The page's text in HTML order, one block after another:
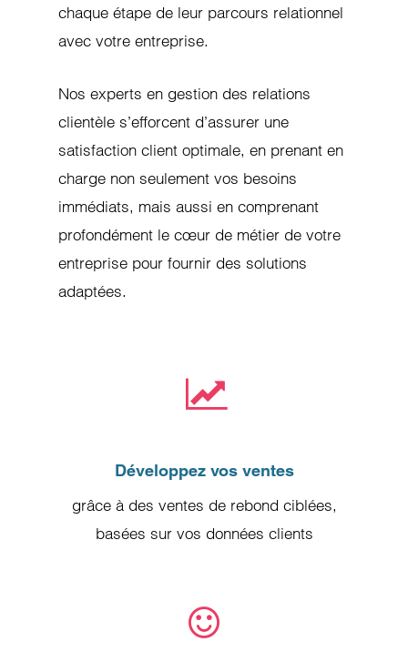
chaque étape de leur parcours relationnel
avec votre entreprise.
Nos experts en gestion des relations
clientèle s’efforcent d’assurer une
satisfaction client optimale, en prenant en
charge non seulement vos besoins
immédiats, mais aussi en comprenant
profondément le cœur de métier de votre
entreprise pour fournir des solutions
adaptées.
Développez vos ventes
grâce à des ventes de rebond ciblées,
basées sur vos données clients